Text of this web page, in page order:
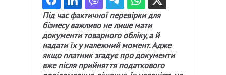
Під час фактичної перевірки для
бізнесу важливо не лише мати
документи товарного обліку, а й
надати їх у належний момент. Адже
якщо платник згадує про документи
вже після прийняття податкового